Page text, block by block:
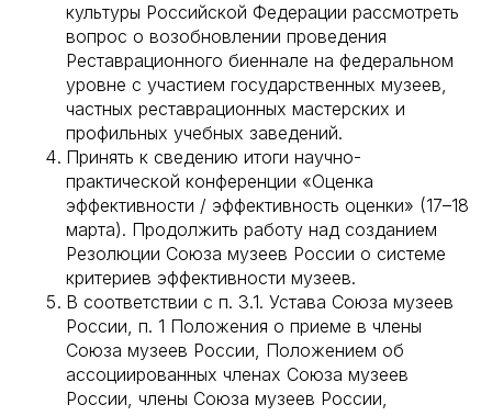
культуры Российской Федерации рассмотреть
вопрос о возобновлении проведения
Реставрационного биеннале на федеральном
уровне с участием государственных музеев,
частных реставрационных мастерских и
профильных учебных заведений.
Принять к сведению итоги научно-
практической конференции «Оценка
эффективности / эффективность оценки» (17–18
марта). Продолжить работу над созданием
Резолюции Союза музеев России о системе
критериев эффективности музеев.
В соответствии с п. 3.1. Устава Союза музеев
России, п. 1 Положения о приеме в члены
Союза музеев России, Положением об
ассоциированных членах Союза музеев
России, члены Союза музеев России,